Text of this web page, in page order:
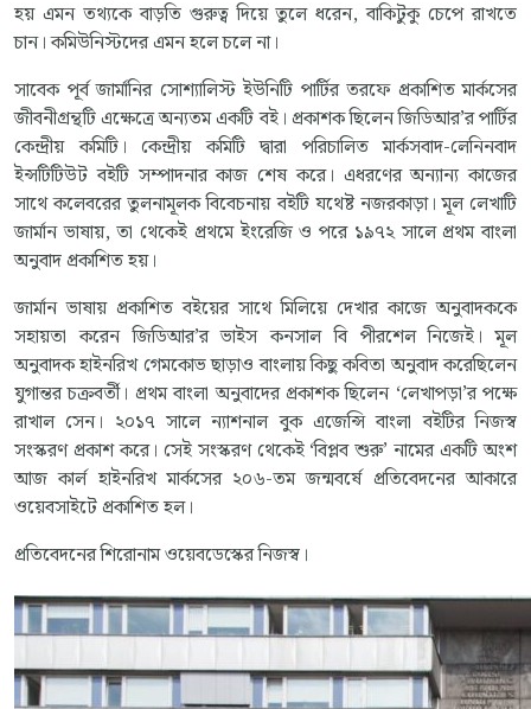
হয় এমন তথ্যকে বাড়তি গুরুত্ব দিয়ে তুলে ধরেন, বাকিটুকু চেপে রাখতে
চান। কমিউনিস্টদের এমন হলে চলে না।
সাবেক পূর্ব জার্মানির সোশ্যালিস্ট ইউনিটি পার্টির তরফে প্রকাশিত মার্কসের
জীবনীগ্রন্থটি এক্ষেত্রে অন্যতম একটি বই। প্রকাশক ছিলেন জিডিআর’র পার্টির
কেন্দ্রীয় কমিটি। কেন্দ্রীয় কমিটি দ্বারা পরিচালিত মার্কসবাদ-লেনিনবাদ
ইন্সটিটিউট বইটি সম্পাদনার কাজ শেষ করে। এধরণের অন্যান্য কাজের
সাথে কলেবরের তুলনামূলক বিবেচনায় বইটি যথেষ্ট নজরকাড়া। মূল লেখাটি
জার্মান ভাষায়, তা থেকেই প্রথমে ইংরেজি ও পরে ১৯৭২ সালে প্রথম বাংলা
অনুবাদ প্রকাশিত হয়।
জার্মান ভাষায় প্রকাশিত বইয়ের সাথে মিলিয়ে দেখার কাজে অনুবাদককে
সহায়তা করেন জিডিআর’র ভাইস কনসাল বি পীরশেল নিজেই। মূল
অনুবাদক হাইনরিখ গেমকোভ ছাড়াও বাংলায় কিছু কবিতা অনুবাদ করেছিলেন
যুগান্তর চক্রবর্তী। প্রথম বাংলা অনুবাদের প্রকাশক ছিলেন ‘লেখাপড়া’র পক্ষে
রাখাল সেন। ২০১৭ সালে ন্যাশনাল বুক এজেন্সি বাংলা বইটির নিজস্ব
সংস্করণ প্রকাশ করে। সেই সংস্করণ থেকেই ‘বিপ্লব শুরু’ নামের একটি অংশ
আজ কার্ল হাইনরিখ মার্কসের ২০৬-তম জন্মবর্ষে প্রতিবেদনের আকারে
ওয়েবসাইটে প্রকাশিত হল।
প্রতিবেদনের শিরোনাম ওয়েবডেস্কের নিজস্ব।